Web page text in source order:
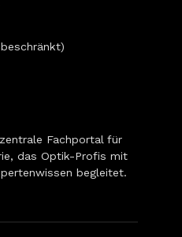
Fachportal für
das Optik-Profis mit
begleitet.